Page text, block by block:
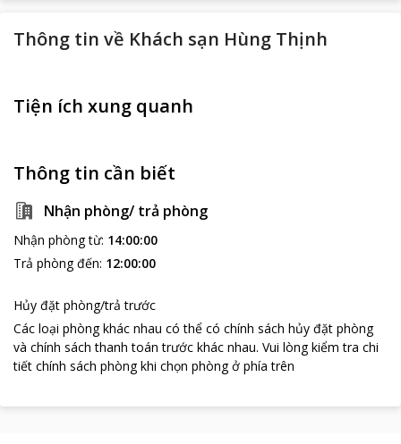
Thông tin về Khách sạn Hùng Thịnh
Tiện ích xung quanh
Thông tin cần biết
Nhận phòng/ trả phòng
Nhận phòng từ: 14:00:00
Trả phòng đến: 12:00:00
Hủy đặt phòng/trả trước
Các loại phòng khác nhau có thể có chính sách hủy đặt phòng
và chính sách thanh toán trước khác nhau. Vui lòng kiểm tra chi
tiết chính sách phòng khi chọn phòng ở phía trên